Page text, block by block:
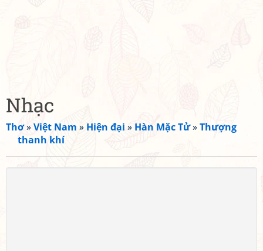
Nhạc
Thơ»Việt Nam » Hiện đại » Hàn Mặc Tử»Thượng
thanh khí